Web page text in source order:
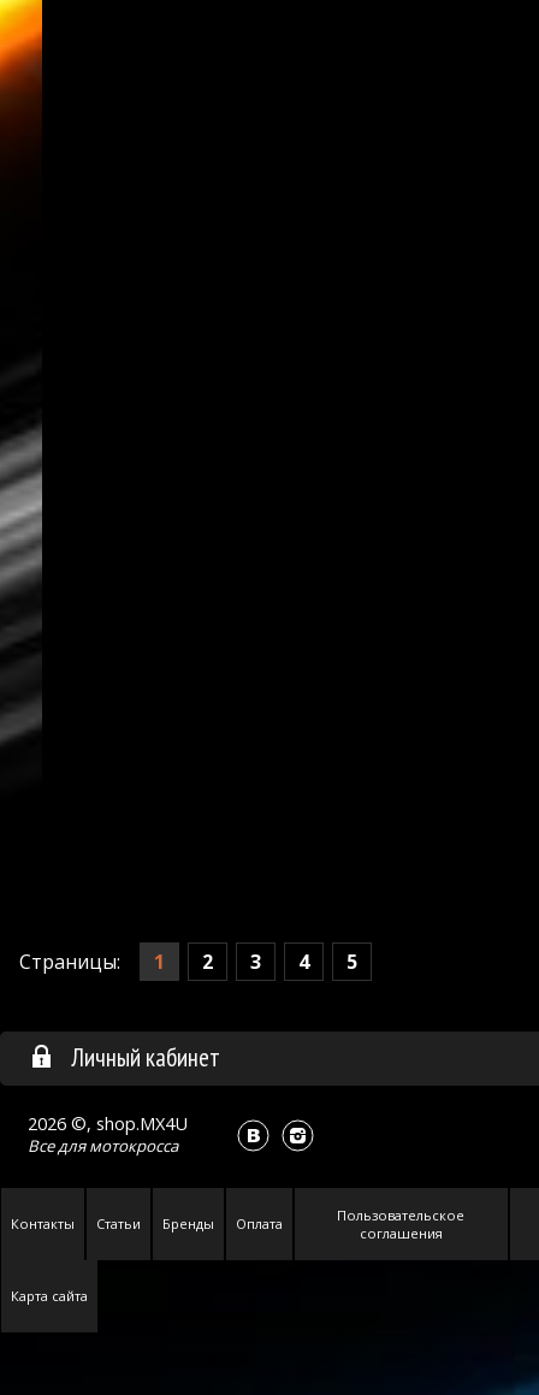
Страницы: 1 2 3 4 5
Личный кабинет
2026 ©, shop.MX4U
Все длямотокросса
Контакты Статьи Бренды Оплата
Пользовательское
соглашения
Карта сайта